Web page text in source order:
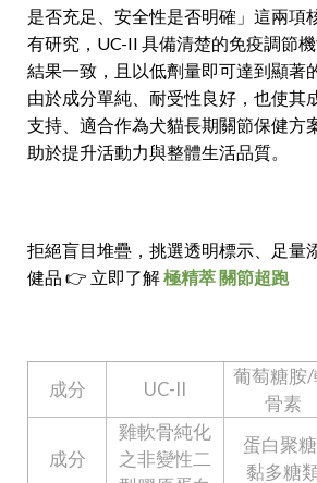
是否充足、安全性是否明確」這兩項
有研究，UC-II 具備清楚的免疫調節
結果一致，且以低劑量即可達到顯著
由於成分單純、耐受性良好，也使其
支持、適合作為犬貓長期關節保健方
助於提升活動力與整體生活品質。
拒絕盲目堆疊，挑選透明標示、足量
健品 👉 立即了解極精萃 關節超跑
成分 UC-II
葡萄糖胺/
骨素
成分
雞軟骨純化
之非變性二
蛋白聚糖
黏多糖